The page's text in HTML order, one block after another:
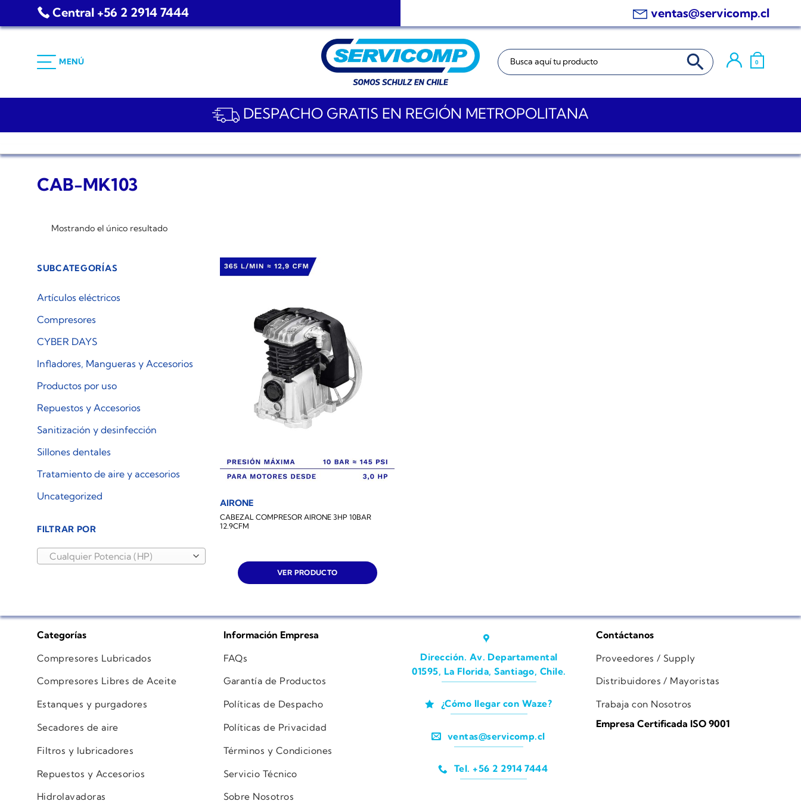
Central +56 2 2914 7444 ventas@servicomp.cl
MENÚ
Buscar: BOTÓN DE BÚSQUEDA
0
DESPACHO GRATIS EN REGIÓN METROPOLITANA
CAB-MK103
Mostrando el único resultado
SUBCATEGORÍAS
Artículos eléctricos
Compresores
CYBER DAYS
Infladores, Mangueras y Accesorios
Productos por uso
Repuestos y Accesorios
Sanitización y desinfección
Sillones dentales
Tratamiento de aire y accesorios
Uncategorized
FILTRAR POR
Cualquier Potencia (HP)
AIRONE
CABEZAL COMPRESOR AIRONE 3HP 10BAR
12.9CFM
VER PRODUCTO
Categorías
Compresores Lubricados
Compresores Libres de Aceite
Estanques y purgadores
Secadores de aire
Filtros y lubricadores
Repuestos y Accesorios
Hidrolavadoras
Información Empresa
FAQs
Garantía de Productos
Políticas de Despacho
Políticas de Privacidad
Términos y Condiciones
Servicio Técnico
Sobre Nosotros
Dirección. Av. Departamental
01595, La Florida, Santiago, Chile.
¿Cómo llegar con Waze?
ventas@servicomp.cl
Tel. +56 2 2914 7444
Contáctanos
Proveedores / Supply
Distribuidores / Mayoristas
Trabaja con Nosotros
Empresa Certificada ISO 9001